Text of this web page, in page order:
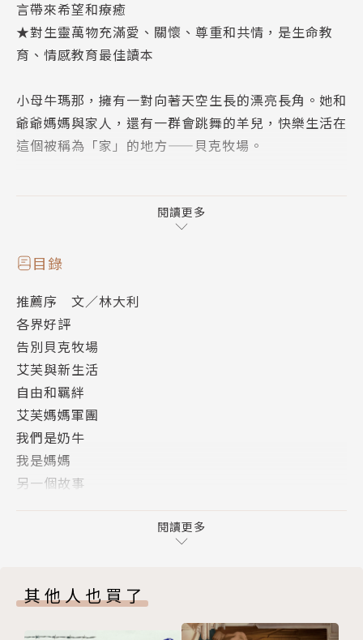
言帶來希望和療癒
★對生靈萬物充滿愛、關懷、尊重和共情，是生命教
育、情感教育最佳讀本
小母牛瑪那，擁有一對向著天空生長的漂亮長角。她和
爺爺媽媽與家人，還有一群會跳舞的羊兒，快樂生活在
這個被稱為「家」的地方——貝克牧場。
牛的故鄉「梅多瑪」，在那裡，所有的牛都能自由自在
一場突如而至的災難使貝克牧場遭逢巨變，瑪那和兩個
了：
＃在貝克牧場，瑪那有親愛的兄弟姊妹；新牧場只有一
大群母牛，每一隻小母牛都叫「艾芙」？
＃曾經自由奔跑的草場、抓癢用小球粒皮樹都不見了；
新牧場到處都是放射狀的電線，螫到就疼！
＃一天，一支冰冷的器具進入瑪那和「艾芙」們的身
體，接著，她們竟然都懷孕了…
用氣味給她取了獨一無二的名字「艾姆」。但是，和所
哺育萬物的奶牛以後，為什麼必須和親愛的家人、稚嫩
閱讀更多
目錄
推薦序 文／林大利
各界好評
告別貝克牧場
艾芙與新生活
自由和羈絆
艾芙媽媽軍團
我們是奶牛
我是媽媽
另一個故事
閱讀更多
其他人也買了